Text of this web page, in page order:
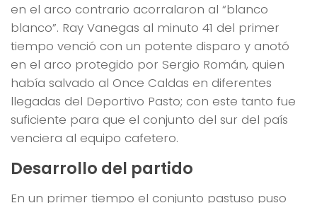
en el arco contrario acorralaron al “blanco
blanco”. Ray Vanegas al minuto 41 del primer
tiempo venció con un potente disparo y anotó
en el arco protegido por Sergio Román, quien
había salvado al Once Caldas en diferentes
llegadas del Deportivo Pasto; con este tanto fue
suficiente para que el conjunto del sur del país
venciera al equipo cafetero.
Desarrollo del partido
En un primer tiempo el conjunto pastuso puso